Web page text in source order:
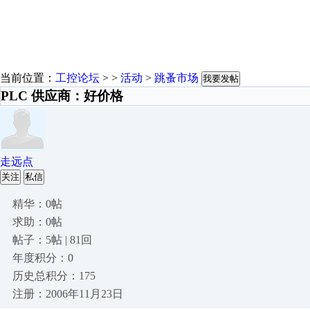
当前位置： 工控论坛 > > 活动 > 跳蚤市场 我要发帖
PLC 供应商：好价格
走远点
关注 私信
精华：0帖
求助：0帖
帖子：5帖 | 81回
年度积分：0
历史总积分：175
注册：2006年11月23日